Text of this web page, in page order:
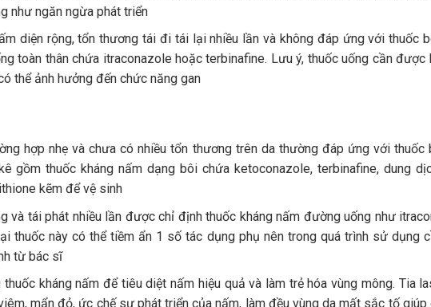
như ngăn ngừa phát triển
diện rộng, tổn thương tái đi tái lại nhiều lần và không đáp ứng với thuốc
toàn thân chứa itraconazole hoặc terbinafine. Lưu ý, thuốc uống cần được
thể ảnh hưởng đến chức năng gan
hợp nhẹ và chưa có nhiều tổn thương trên da thường đáp ứng với thuốc
gồm thuốc kháng nấm dạng bôi chứa ketoconazole, terbinafine, dung
kẽm để vệ sinh
và tái phát nhiều lần được chỉ định thuốc kháng nấm đường uống như
thuốc này có thể tiềm ẩn 1 số tác dụng phụ nên trong quá trình sử dụng
từ bác sĩ
kháng nấm để tiêu diệt nấm hiệu quả và làm trẻ hóa vùng mông. Tia
mẩn đỏ, ức chế sự phát triển của nấm, làm đều vùng da mất sắc tố giúp